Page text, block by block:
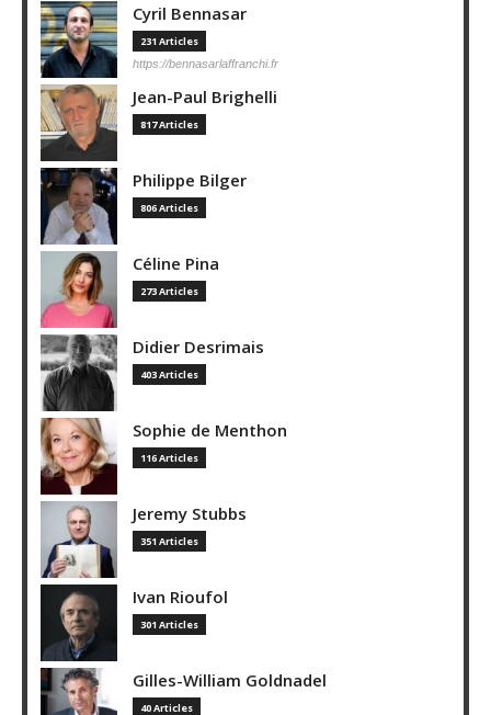
Cyril Bennasar
231 Articles
https://bennasarlaffranchi.fr
Jean-Paul Brighelli
817 Articles
Philippe Bilger
806 Articles
Céline Pina
273 Articles
Didier Desrimais
403 Articles
Sophie de Menthon
116 Articles
Jeremy Stubbs
351 Articles
Ivan Rioufol
301 Articles
Gilles-William Goldnadel
40 Articles